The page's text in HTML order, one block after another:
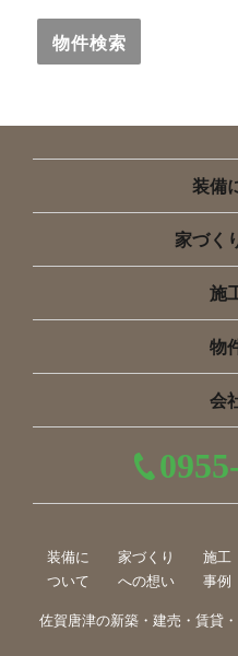
装備
家づく
施
物
会
装備に
ついて
家づくり
への想い
施工
事例
佐賀唐津の新築・建売・賃貸